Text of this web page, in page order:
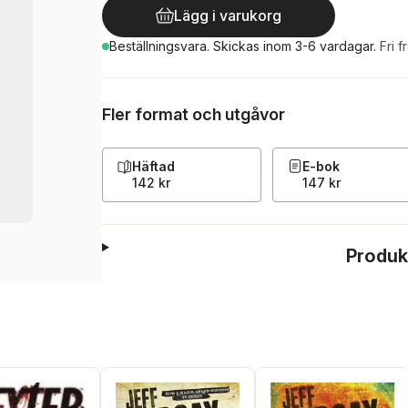
Lägg i varukorg
Beställningsvara. Skickas inom 3-6 vardagar. Fri
Fler format och utgåvor
Häftad
142 kr
E-bok
147 kr